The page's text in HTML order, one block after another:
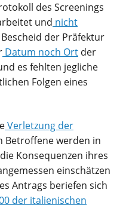
des Screenings
und nicht
der Präfektur
Datum noch Ort der
es fehlten jegliche
Folgen eines
Verletzung der
Betroffene werden in
Konsequenzen ihres
einschätzen
Antrags beriefen sich
der italienischen